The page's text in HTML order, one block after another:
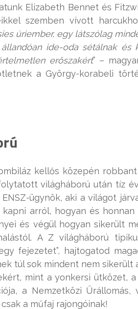
Elizabeth Bennet és
szemben vívott
úriember, egy látszólag
ide-oda sétálnak és
erőszakért” –
a György-korabeli
kellős közepén
világháború után tíz
ügynök, aki a világot
arról, hogyan és
és végül hogyan sikerült
A Z világháború
fejezetet”, hajtogatod
túl sok mindent nem sikerült
mint a yonkersi ütközet,
a Nemzetközi
a műfaj rajongóinak!